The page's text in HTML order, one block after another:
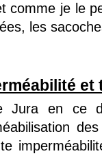
comme je le
les
et
Jura en ce